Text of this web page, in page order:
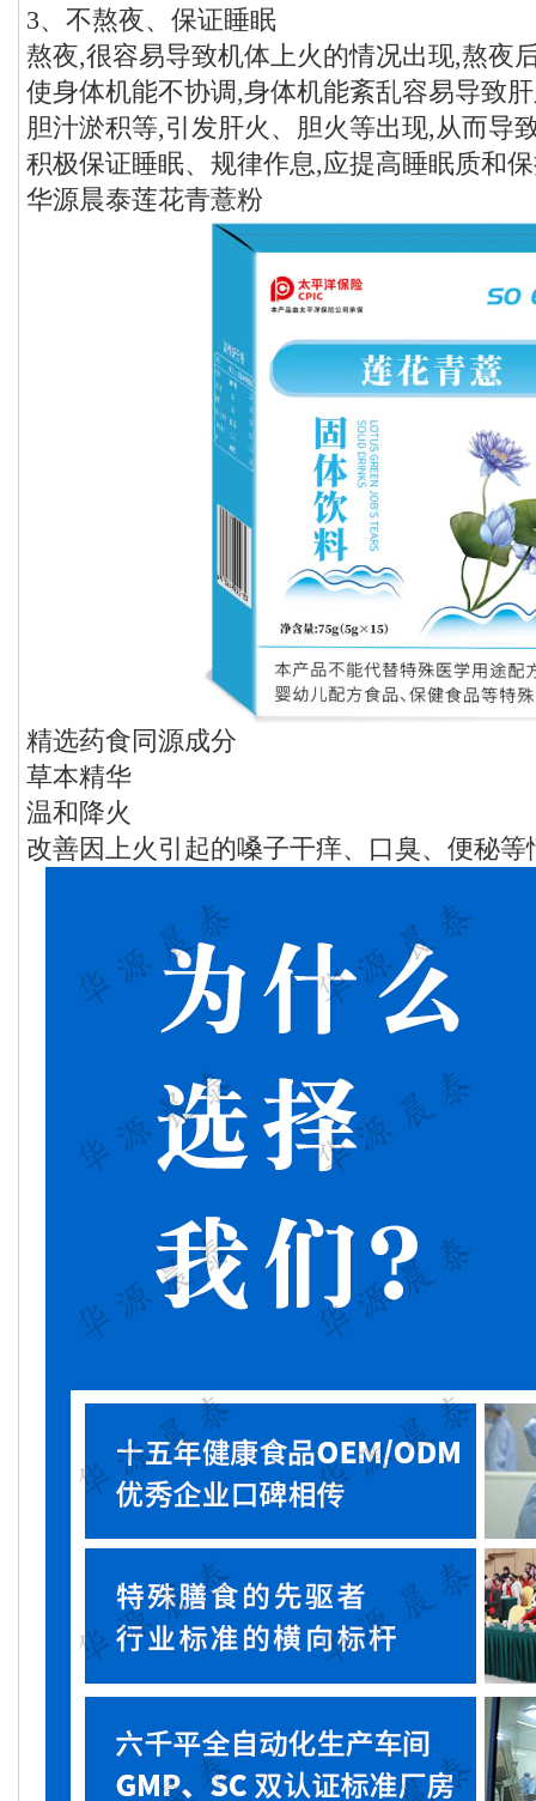
3、不熬夜、保证睡眠
熬夜,很容易导致机体上火的情况出现,熬夜
使身体机能不协调,身体机能紊乱容易导致
胆汁淤积等,引发肝火、胆火等出现,从而导
积极保证睡眠、规律作息,应提高睡眠质和
华源晨泰莲花青薏粉
精选药食同源成分
草本精华
温和降火
改善因上火引起的嗓子干痒、口臭、便秘等